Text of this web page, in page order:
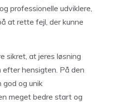
professionelle udviklere,
at rette fejl, der kunne
sikret, at jeres løsning
hensigten. På den
god og unik
meget bedre start og